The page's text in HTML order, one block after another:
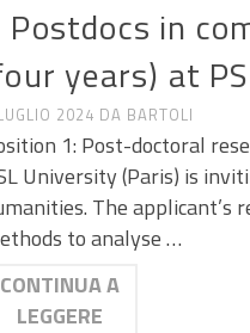
Postdocs in
years) at
2024 DA BARTOLI
1: Post-doctoral
University (Paris) is
The applicant’s
to analyse …
CONTINUA A
LEGGERE